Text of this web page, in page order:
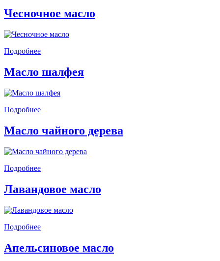
Чесночное масло
Подробнее
Масло шалфея
Подробнее
Масло чайного дерева
Подробнее
Лавандовое масло
Подробнее
Апельсиновое масло